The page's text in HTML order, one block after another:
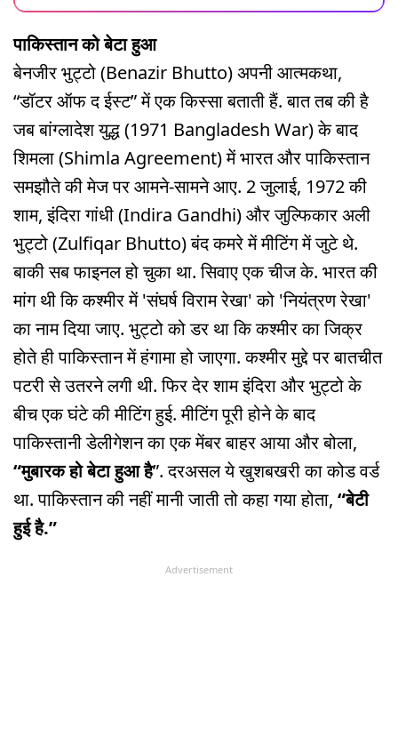
पाकिस्तान को बेटा हुआ
बेनजीर भुट्टो (Benazir Bhutto) अपनी आत्मकथा,
“डॉटर ऑफ द ईस्ट” में एक किस्सा बताती हैं. बात तब की है
जब बांग्लादेश युद्ध (1971 Bangladesh War) के बाद
शिमला (Shimla Agreement) में भारत और पाकिस्तान
समझौते की मेज पर आमने-सामने आए. 2 जुलाई, 1972 की
शाम, इंदिरा गांधी (Indira Gandhi) और जुल्फिकार अली
भुट्टो (Zulfiqar Bhutto) बंद कमरे में मीटिंग में जुटे थे.
बाकी सब फाइनल हो चुका था. सिवाए एक चीज के. भारत की
मांग थी कि कश्मीर में 'संघर्ष विराम रेखा' को 'नियंत्रण रेखा'
का नाम दिया जाए. भुट्टो को डर था कि कश्मीर का जिक्र
होते ही पाकिस्तान में हंगामा हो जाएगा. कश्मीर मुद्दे पर बातचीत
पटरी से उतरने लगी थी. फिर देर शाम इंदिरा और भुट्टो के
बीच एक घंटे की मीटिंग हुई. मीटिंग पूरी होने के बाद
पाकिस्तानी डेलीगेशन का एक मेंबर बाहर आया और बोला,
“मुबारक हो बेटा हुआ है”. दरअसल ये खुशबखरी का कोड वर्ड
था. पाकिस्तान की नहीं मानी जाती तो कहा गया होता, “बेटी
हुई है.”
Advertisement